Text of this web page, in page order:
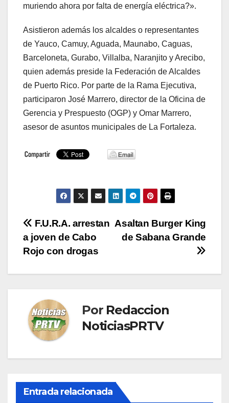
muriendo ahora por falta de energía eléctrica?».
Asistieron además los alcaldes o representantes
de Yauco, Camuy, Aguada, Maunabo, Caguas,
Barceloneta, Gurabo, Villalba, Naranjito y Arecibo,
quien además preside la Federación de Alcaldes
de Puerto Rico. Por parte de la Rama Ejecutiva,
participaron José Marrero, director de la Oficina de
Gerencia y Prespuesto (OGP) y Omar Marrero,
asesor de asuntos municipales de La Fortaleza.
Navegación
de
entradas
Asaltan Burger King
de Sabana Grande
F.U.R.A. arrestan
a joven de Cabo
Rojo con drogas
Por Redaccion
NoticiasPRTV
Entrada relacionada